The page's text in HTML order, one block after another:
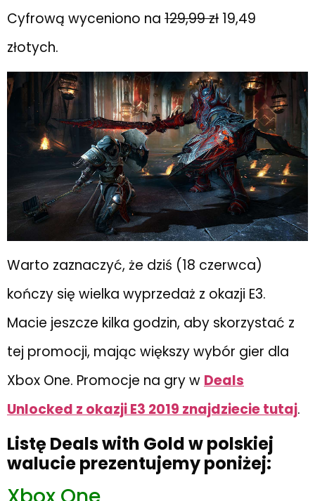
Cyfrową wyceniono na 129,99 zł 19,49
złotych.
Warto zaznaczyć, że dziś (18 czerwca)
kończy się wielka wyprzedaż z okazji E3.
Macie jeszcze kilka godzin, aby skorzystać z
tej promocji, mając większy wybór gier dla
Xbox One. Promocje na gry w Deals
Unlocked z okazji E3 2019 znajdziecie tutaj.
Listę Deals with Gold w polskiej
walucie prezentujemy poniżej: